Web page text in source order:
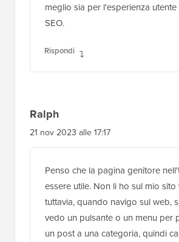
meglio sia per l'esperienza
SEO.
Rispondi
Ralph
21 nov 2023 alle 17:17
Penso che la pagina genitore
essere utile. Non li ho sul mio sito
tuttavia, quando navigo sul web,
vedo un pulsante o un menu per
un post a una categoria, quindi